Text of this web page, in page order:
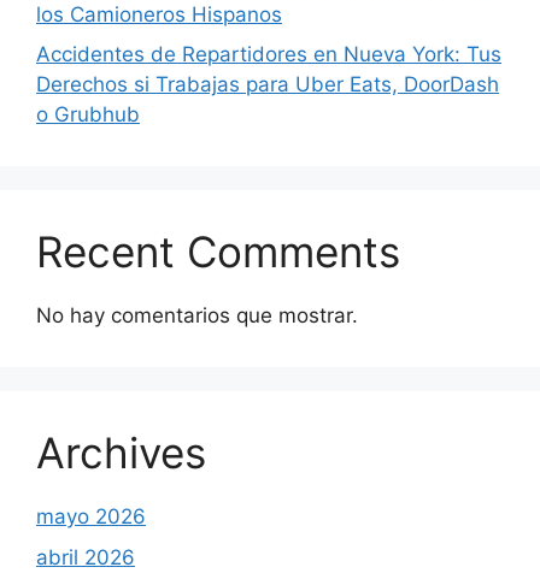
los Camioneros Hispanos
Accidentes de Repartidores en Nueva York: Tus
Derechos si Trabajas para Uber Eats, DoorDash
o Grubhub
Recent Comments
No hay comentarios que mostrar.
Archives
mayo 2026
abril 2026